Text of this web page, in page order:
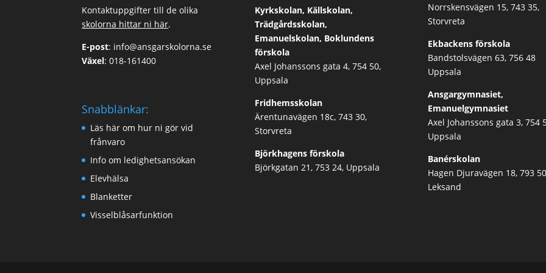
Kontaktuppgifter till de olika
skolorna hittar ni här.
E-post: info@ansgarskolorna.se
Växel:018-161400
Snabblänkar:
Läs här om hur ni gör vid
frånvaro
Info om ledighetsansökan
Elevhälsa
Blanketter
Visselblåsarfunktion
Kyrkskolan, Källskolan,
Trädgårdsskolan,
Emanuelskolan, Boklundens
förskola
Axel Johanssons gata 4, 754 50,
Uppsala
Fridhemsskolan
Ärentunavägen 18c, 743 30,
Storvreta
Björkhagens förskola
Björkgatan 21, 753 24, Uppsala
Norrskensvägen 15, 743 35,
Storvreta
Ekbackens förskola
Bandstolsvägen 63, 756 48
Uppsala
Ansgargymnasiet,
Emanuelgymnasiet
Axel Johanssons gata 3, 754
Uppsala
Banérskolan
Hagen Djuravägen 18, 793
Leksand